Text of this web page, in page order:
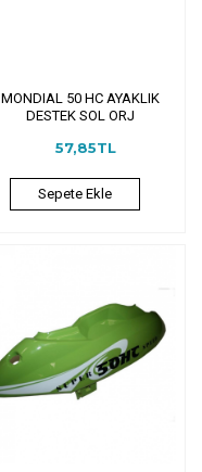
MONDIAL 50 HC AYAKLIK
DESTEK SOL ORJ
57,85TL
Sepete Ekle